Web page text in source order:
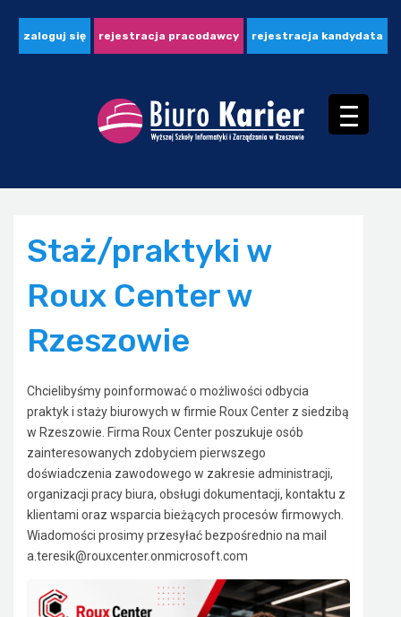
zaloguj się rejestracja pracodawcy rejestracja kandydata
Staż/praktyki w
Roux Center w
Rzeszowie
Chcielibyśmy poinformować o możliwości odbycia
praktyk i staży biurowych w firmie Roux Center z siedzibą
w Rzeszowie. Firma Roux Center poszukuje osób
zainteresowanych zdobyciem pierwszego
doświadczenia zawodowego w zakresie administracji,
organizacji pracy biura, obsługi dokumentacji, kontaktu z
klientami oraz wsparcia bieżących procesów firmowych.
Wiadomości prosimy przesyłać bezpośrednio na mail
a.teresik@rouxcenter.onmicrosoft.com